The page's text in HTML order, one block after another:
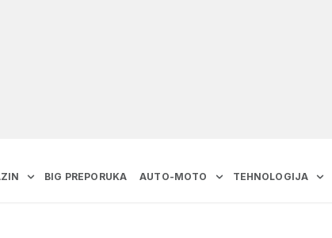
BIG PREPORUKA AUTO-MOTO TEHNOLOGIJA